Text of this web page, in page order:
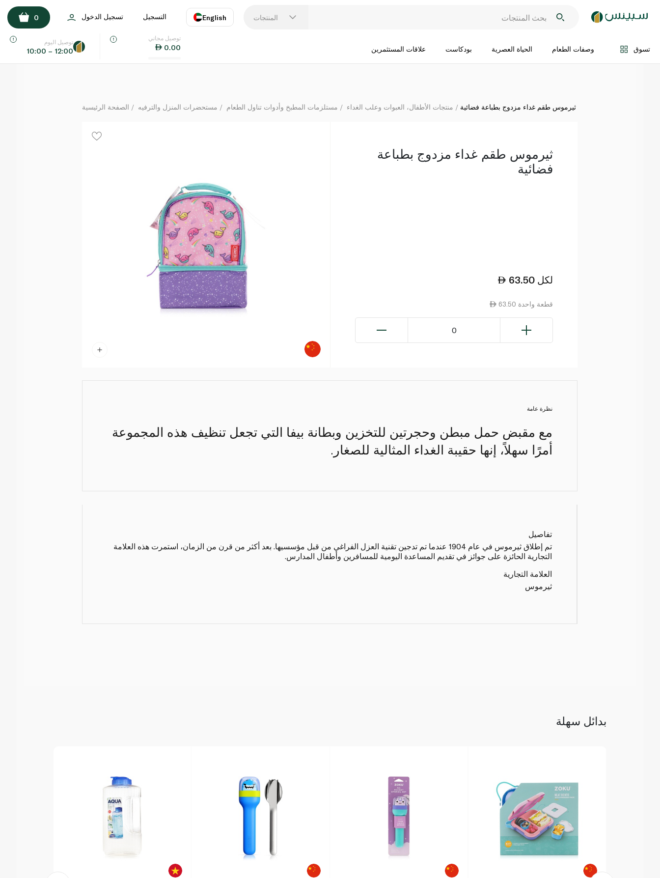
المنتجات English
اللغة
التسجيل تسجيل الدخول 0
تسوق وصفات الطعام الحياة العصرية بودكاست علاقات المستثمرين
توصيل مجاني
0.00
توصيل اليوم
10:00 – 12:00
اضف الى السلة
الصفحة الرئيسية مستحضرات المنزل والترفيه مستلزمات المطبخ وأدوات تناول الطعام منتجات الأطفال، العبوات وعلب الغداء ثيرموس طقم غداء مزدوج بطباعة فضائية
ثيرموس طقم غداء مزدوج بطباعة
فضائية
63.50 لكل
63.50 قطعة واحدة
0
نظرة عامة
مع مقبض حمل مبطن وحجرتين للتخزين وبطانة بيفا التي تجعل تنظيف هذه المجموعة
أمرًا سهلاً، إنها حقيبة الغداء المثالية للصغار.
تفاصيل
تم إطلاق ثيرموس في عام 1904 عندما تم تدجين تقنية العزل الفراغي من قبل مؤسسيها. بعد أكثر من قرن من الزمان، استمرت هذه العلامة
التجارية الحائزة على جوائز في تقديم المساعدة اليومية للمسافرين وأطفال المدارس.
العلامة التجارية
ثيرموس
بدائل سهلة